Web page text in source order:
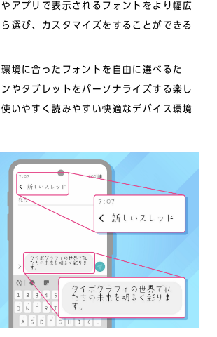
アプリで表示されるフォントをより幅広
選び、カスタマイズをすることができる
境に合ったフォントを自由に選べるた
やタブレットをパーソナライズする楽し
いやすく読みやすい快適なデバイス環境